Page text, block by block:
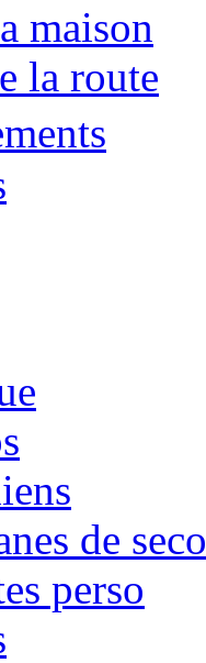
maison
la route
de
perso